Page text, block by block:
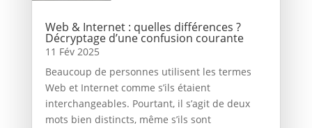
Web & Internet : quelles différences ?
Décryptage d’une confusion courante
11 Fév 2025
Beaucoup de personnes utilisent les termes
Web et Internet comme s’ils étaient
interchangeables. Pourtant, il s’agit de deux
mots bien distincts, même s’ils sont